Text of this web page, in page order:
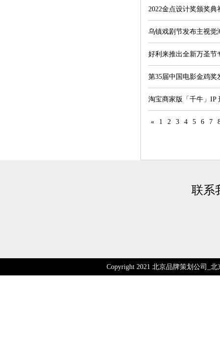
2022金点设计奖颁奖典
乌镇戏剧节发布主视觉
好利来推出全新万圣节
第35届中国电影金鸡奖
淘宝商家版「千牛」IP
« 1 2 3 4 5 6 7
联系
Copyright 2021 北京品牌策划公司_